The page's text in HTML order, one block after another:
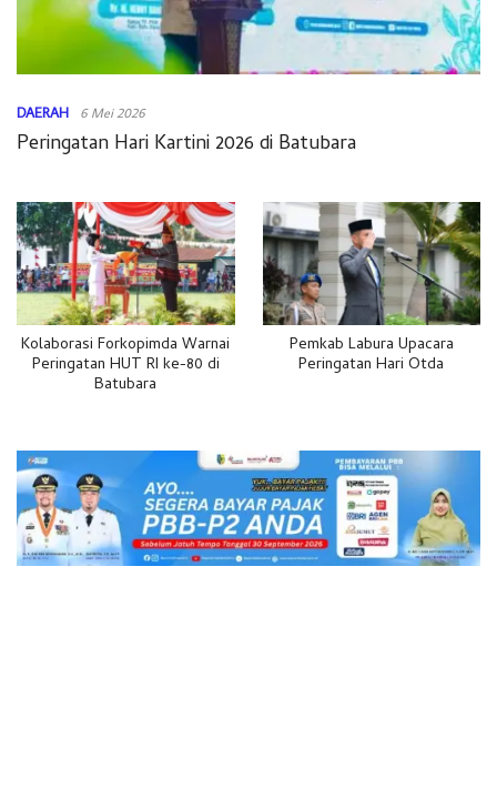
DAERAH 6 Mei 2026
Peringatan Hari Kartini 2026 di Batubara
Kolaborasi Forkopimda Warnai
Peringatan HUT RI ke-80 di
Batubara
Pemkab Labura Upacara
Peringatan Hari Otda